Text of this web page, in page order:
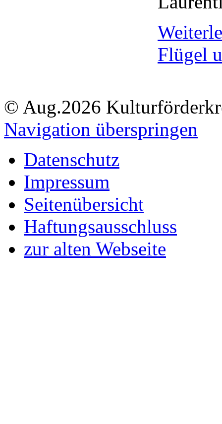
Flügel
© Aug.2026
Navigation überspringen
Datenschutz
Impressum
Seitenübersicht
Haftungsausschluss
zur alten Webseite